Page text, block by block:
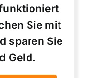
Sie mit
sparen Sie
Geld.